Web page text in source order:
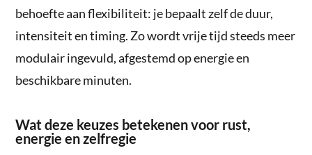
behoefte aan flexibiliteit: je bepaalt zelf de duur,
intensiteit en timing. Zo wordt vrije tijd steeds meer
modulair ingevuld, afgestemd op energie en
beschikbare minuten.
Wat deze keuzes betekenen voor rust,
energie en zelfregie